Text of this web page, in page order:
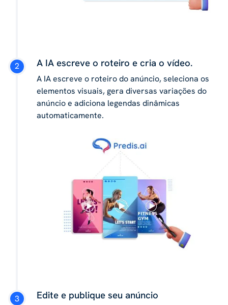
A IA escreve o roteiro e cria o vídeo.
A IA escreve o roteiro do anúncio, seleciona os
elementos visuais, gera diversas variações do
anúncio e adiciona legendas dinâmicas
automaticamente.
Edite e publique seu anúncio